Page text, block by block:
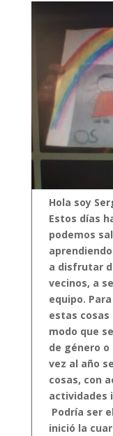
Hola soy
Estos días
podemos
a disfrutar
vecinos, a
equipo.
estas cosas
modo que
de género
vez al año
cosas, con
actividades
Podría ser
inició la